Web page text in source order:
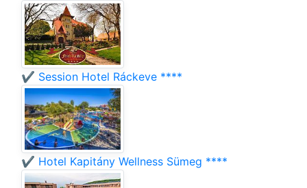
✔️ Session Hotel Ráckeve ****
✔️ Hotel Kapitány Wellness Sümeg ****